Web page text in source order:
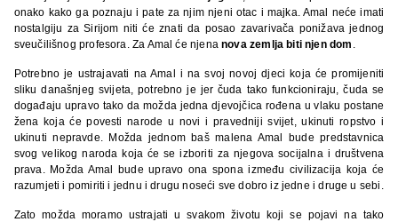
onako kako ga poznaju i pate za njim njeni otac i majka. Amal neće imati
nostalgiju za Sirijom niti će znati da posao zavarivača ponižava jednog
sveučilišnog profesora. Za Amal će njenanova zemlja biti njen dom
Potrebno je ustrajavati na Amal i na svoj novoj djeci koja će promijeniti
sliku današnjeg svijeta, potrebno je jer čuda tako funkcioniraju, čuda se
događaju upravo tako da možda jedna djevojčica rođena u vlaku postane
žena koja će povesti narode u novi i pravedniji svijet, ukinuti ropstvo i
ukinuti nepravde. Možda jednom baš malena Amal bude predstavnica
svog velikog naroda koja će se izboriti za njegova socijalna i društvena
prava. Možda Amal bude upravo ona spona između civilizacija koja će
razumjeti i pomiriti i jednu i drugu noseći sve dobro iz jedne i druge u sebi.
Zato možda moramo ustrajati u svakom životu koji se pojavi na tako